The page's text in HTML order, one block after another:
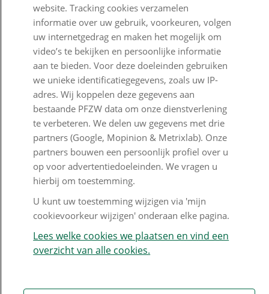
Klantenservice
Contact
Veelgestelde vragen
Klachtenregeling
Nieuwsbrief
Digitale post
Formulieren
Disclaimer en copyright
Privacy en cookies
Mijn cookievoorkeur wijzigen
website. Tracking cookies verzamelen
informatie over uw gebruik, voorkeuren, volgen
uw internetgedrag en maken het mogelijk om
video’s te bekijken en persoonlijke informatie
aan te bieden. Voor deze doeleinden gebruiken
we unieke identificatiegegevens, zoals uw IP-
adres. Wij koppelen deze gegevens aan
bestaande PFZW data om onze dienstverlening
te verbeteren. We delen uw gegevens met drie
partners (Google, Mopinion & Metrixlab). Onze
partners bouwen een persoonlijk profiel over u
op voor advertentiedoeleinden. We vragen u
hierbij om toestemming.
U kunt uw toestemming wijzigen via 'mijn
cookievoorkeur wijzigen' onderaan elke pagina.
Lees welke cookies we plaatsen en vind een
overzicht van alle cookies.